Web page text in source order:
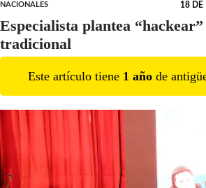
NACIONALES 18 DE
Especialista plantea
tradicional
Este artículo tiene 1 año de